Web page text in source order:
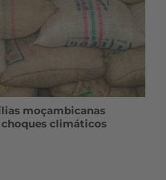
moçambicanas
climáticos